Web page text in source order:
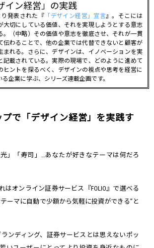
イン経営」の実践
発表された『 「デザイン経営」宣言』。そこには
⼤切にしている価値、それを実現しようとする意志
。（中略）その価値や意志を徹底させ、それが⼀貫
伝わることで、他の企業では代替できないと顧客が
まれる。さらに、デザインは、イノベーションを実
記載されている。実際の現場で、どのように進めて
ヒントを探るべく、デザインの視点や思考を経営に
企業に学ぶ、シリーズ連載企画です。
で「デザイン経営」を実践す
光」「寿司」…あなたが好きなテーマは何だろ
はオンライン証券サービス『FOLIO』で選べる
ーマに自動で少額から気軽に投資ができる”と
ランディング、証券サービスとは思えないポッ